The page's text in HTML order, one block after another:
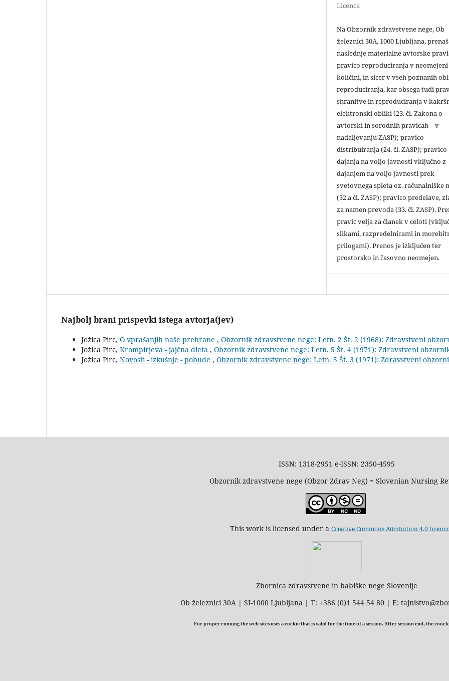
Licenca
Na Obzornik zdravstvene nege, Ob
železnici 30A, 1000 Ljubljana,
naslednje materialne avtorske
pravico reproduciranja v neomejeni
količini, in sicer v vseh poznanih
reproduciranja, kar obsega tudi
shranitve in reproduciranja v
elektronski obliki (23. čl. Zakona o
avtorski in sorodnih pravicah – v
nadaljevanju ZASP); pravico
distribuiranja (24. čl. ZASP); pravico
dajanja na voljo javnosti vključno z
dajanjem na voljo javnosti prek
svetovnega spleta oz. računalniške
(32.a čl. ZASP); pravico predelave,
za namen prevoda (33. čl. ZASP).
pravic velja za članek v celoti
slikami, razpredelnicami in
prilogami). Prenos je izključen ter
prostorsko in časovno neomejen.
Najbolj brani prispevki istega avtorja(jev)
Jožica Pirc, O vprašanjih naše prehrane , Obzornik zdravstvene nege: Letn. 2 Št. 2 (1968): Zdravstveni
Jožica Pirc, Krompirjeva - jajčna dieta , Obzornik zdravstvene nege: Letn. 5 Št. 4 (1971): Zdravstveni
Jožica Pirc, Novosti - izkušnje - pobude , Obzornik zdravstvene nege: Letn. 5 Št. 3 (1971): Zdravstveni
ISSN: 1318-2951 e-ISSN: 2350-4595
Obzornik zdravstvene nege (Obzor Zdrav Neg) = Slovenian Nursing
This work is licensed under a Creative Commons Attribution 4.0
Zbornica zdravstvene in babiške nege Slovenije
Ob železnici 30A | SI-1000 Ljubljana | T: +386 (0)1 544 54 80 | E:
For proper running the web sites uses a cockie that is valid for the time of a session. After session end, the